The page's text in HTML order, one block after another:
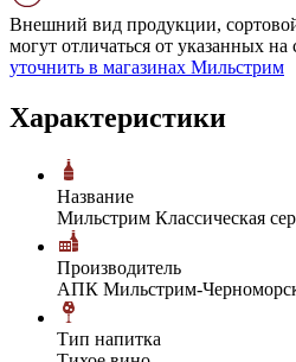
Внешний вид продукции,
могут отличаться от указанных на
уточнить в магазинах Мильстрим
Характеристики
Название
Мильстрим Классическая
Производитель
АПК Мильстрим-
Тип напитка